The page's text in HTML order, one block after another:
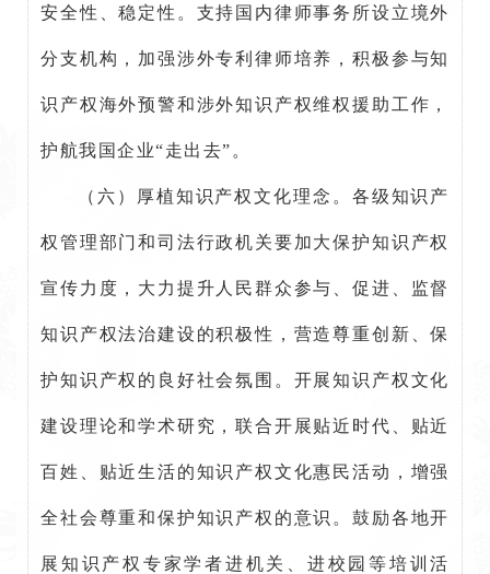
安全性、稳定性。支持国内律师事务所设立境外
分支机构，加强涉外专利律师培养，积极参与知
识产权海外预警和涉外知识产权维权援助工作，
护航我国企业“走出去”。
（六）厚植知识产权文化理念。各级知识产
权管理部门和司法行政机关要加大保护知识产权
宣传力度，大力提升人民群众参与、促进、监督
知识产权法治建设的积极性，营造尊重创新、保
护知识产权的良好社会氛围。开展知识产权文化
建设理论和学术研究，联合开展贴近时代、贴近
百姓、贴近生活的知识产权文化惠民活动，增强
全社会尊重和保护知识产权的意识。鼓励各地开
展知识产权专家学者进机关、进校园等培训活